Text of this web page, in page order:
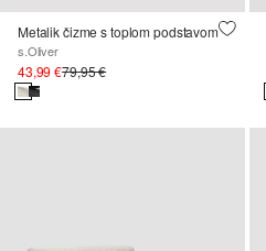
Metalik čizme s toplom podstavom
s.Oliver
43,99 €79,95 €